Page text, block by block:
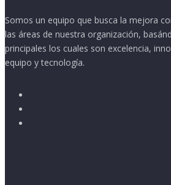
Somos un equipo que busca la mejora
las áreas de nuestra organización,
principales los cuales son excelencia,
equipo y tecnología.